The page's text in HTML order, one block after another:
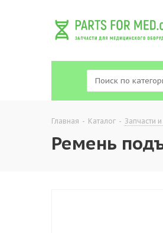
Главная - Каталог - Запчасти
Ремень